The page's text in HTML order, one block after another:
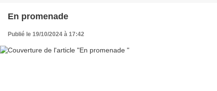
En promenade
Publié le 19/10/2024 à 17:42